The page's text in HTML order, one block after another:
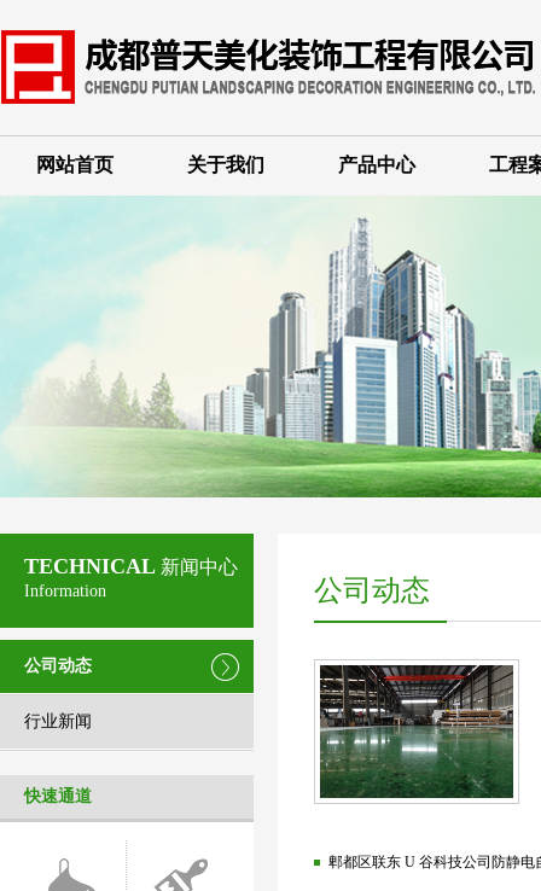
网站首页 关于我们 产品中心 工程
TECHNICAL 新闻中心
Information
公司动态
行业新闻
快速通道
公司动态
郫都区联东 U 谷科技公司防静